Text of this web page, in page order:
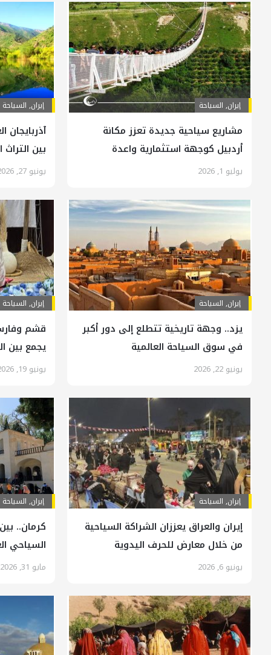
إيران, السياحة
مشاريع سياحية جديدة تعزز مكانة
أردبيل كوجهة استثمارية واعدة
يوليو 1, 2026
إيران, السياحة
بين
يونيو 27, 2026
إيران, السياحة
يزد.. وجهة تاريخية تتطلع إلى دور أكبر
في سوق السياحة العالمية
يونيو 22, 2026
إيران, السياحة
قشم
يجمع بين
يونيو 19, 2026
إيران, السياحة
إيران والعراق يعززان الشراكة السياحية
من خلال معارض للحرف اليدوية
يونيو 6, 2026
إيران, السياحة
كرمان..
السياحي
مايو 31, 2026